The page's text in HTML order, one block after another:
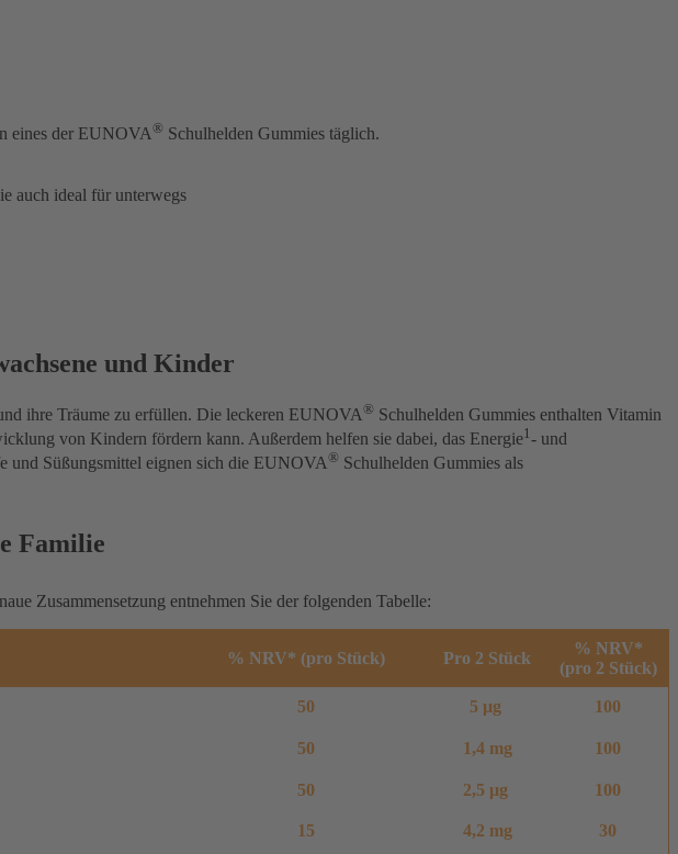
eines der EUNOVA® Schulhelden Gummies täglich.
auch ideal für unterwegs
und Kinder
ihre Träume zu erfüllen. Die leckeren EUNOVA® Schulhelden Gummies enthalten Vitamin
von Kindern fördern kann. Außerdem helfen sie dabei, das Energie1 - und
und Süßungsmittel eignen sich die EUNOVA® Schulhelden Gummies als
Familie
Zusammensetzung entnehmen Sie der folgenden Tabelle:
% NRV* (pro Stück) Pro 2 Stück
% NRV*
(pro 2 Stück)
50 5 μg 100
50 1,4 mg 100
50 2,5 μg 100
15 4,2 mg 30